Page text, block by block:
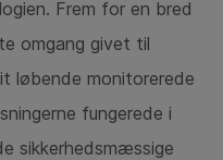
Frem for en bred
omgang givet til
løbende monitorerede
fungerede i
sikkerhedsmæssige